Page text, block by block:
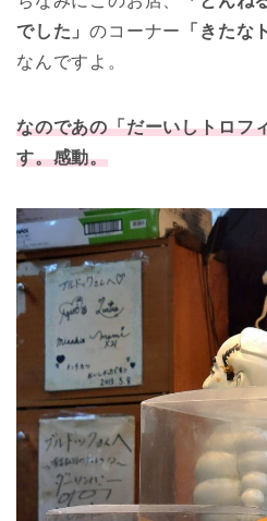
でした」のコーナー 「きたな
なんですよ。
なのであの「だーいしトロフ
す。感動。